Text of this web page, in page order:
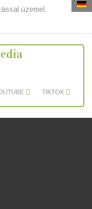
üzemel.
TIKTOK